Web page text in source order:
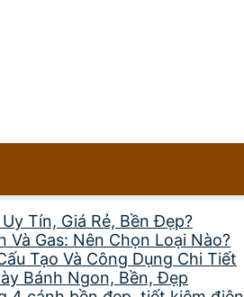
Tín, Giá Rẻ, Bền Đẹp?
Và Gas: Nên Chọn Loại Nào?
Tạo Và Công Dụng Chi Tiết
Bánh Ngon, Bền, Đẹp